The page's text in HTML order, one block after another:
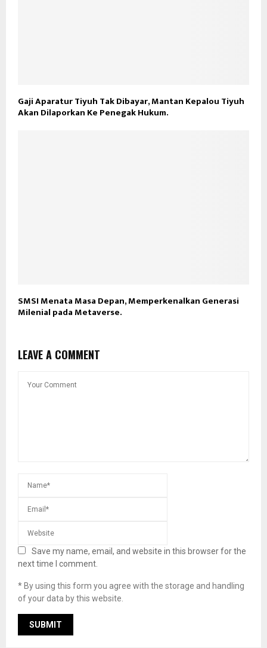
Gaji Aparatur Tiyuh Tak Dibayar, Mantan Kepalou Tiyuh
Akan Dilaporkan Ke Penegak Hukum.
SMSI Menata Masa Depan, Memperkenalkan Generasi
Milenial pada Metaverse.
LEAVE A COMMENT
Save my name, email, and website in this browser for the
next time I comment.
* By using this form you agree with the storage and handling
of your data by this website.